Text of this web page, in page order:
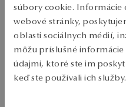
súbory cookie. Informácie
webové stránky,
oblasti sociálnych médií,
môžu príslušné
údajmi, ktoré ste im
keď ste používali ich služby.
Ruda: zlatá Povrchová úprava:
hmotnosť: 1,79
SKU: KY20375-Z0000-000000-
BEZPEČNOSŤ